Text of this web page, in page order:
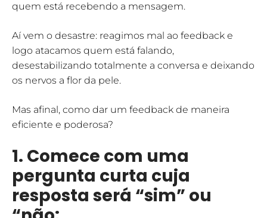
quem está recebendo a mensagem.
Aí vem o desastre: reagimos mal ao feedback e
logo atacamos quem está falando,
desestabilizando totalmente a conversa e deixando
os nervos a flor da pele.
Mas afinal, como dar um feedback de maneira
eficiente e poderosa?
1. Comece com uma
pergunta curta cuja
resposta será “sim” ou